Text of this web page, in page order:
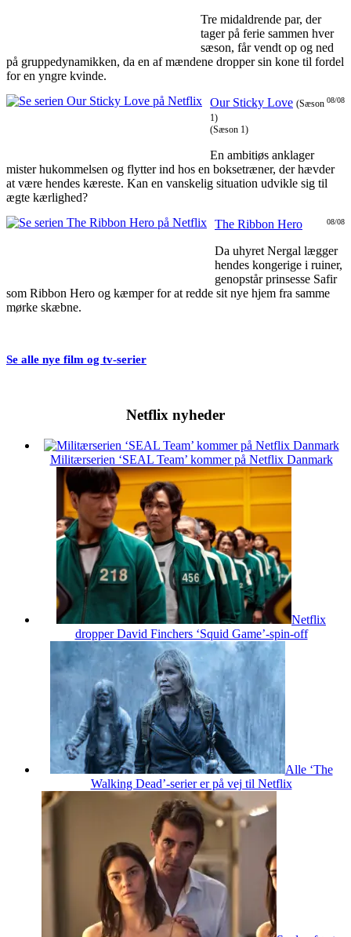
Tre midaldrende par, der
tager på ferie sammen hver
sæson, får vendt op og ned
på gruppedynamikken, da en af mændene dropper sin kone til fordel
for en yngre kvinde.
08/08
Our Sticky Love (Sæson
1)
(Sæson 1)
En ambitiøs anklager
mister hukommelsen og flytter ind hos en boksetræner, der hævder
at være hendes kæreste. Kan en vanskelig situation udvikle sig til
ægte kærlighed?
08/08
The Ribbon Hero
Da uhyret Nergal lægger
hendes kongerige i ruiner,
genopstår prinsesse Safir
som Ribbon Hero og kæmper for at redde sit nye hjem fra samme
mørke skæbne.
Se alle nye film og tv-serier
Netflix nyheder
Militærserien ‘SEAL Team’ kommer på Netflix Danmark
Netflix
dropper David Finchers ‘Squid Game’-spin-off
Alle ‘The
Walking Dead’-serier er på vej til Netflix